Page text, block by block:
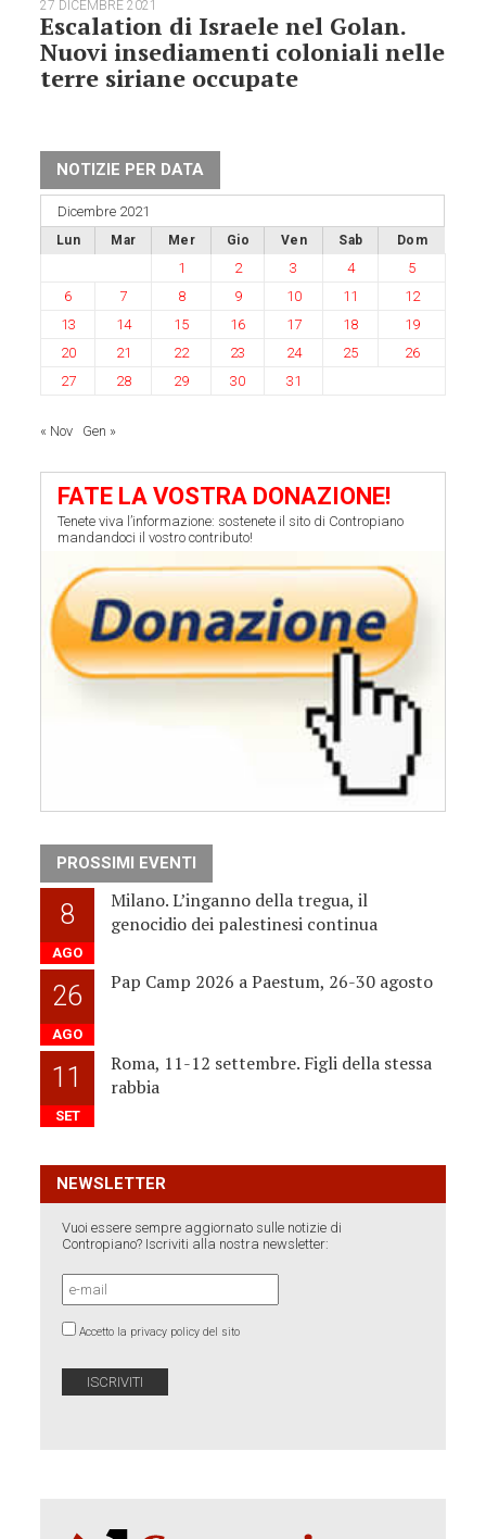
27 DICEMBRE 2021
Escalation di Israele nel Golan.
Nuovi insediamenti coloniali nelle
terre siriane occupate
NOTIZIE PER DATA
Dicembre 2021
Lun Mar Mer Gio Ven Sab Dom
1 2 3 4
5
6
7 8 9 10 11
12
13
14 15 16 17 18
19
20
21 22 23 24 25
26
27
28 29 30 31
« Nov Gen »
FATE LA VOSTRA DONAZIONE!
Tenete viva l’informazione: sostenete il sito di Contropiano
mandandoci il vostro contributo!
PROSSIMI EVENTI
8
AGO
Milano. L’inganno della tregua, il
genocidio dei palestinesi continua
26
AGO
Pap Camp 2026 a Paestum, 26-30 agosto
11
SET
Roma, 11-12 settembre. Figli della stessa
rabbia
NEWSLETTER
Vuoi essere sempre aggiornato sulle notizie di
Contropiano? Iscriviti alla nostra newsletter:
Accetto la privacy policy del sito